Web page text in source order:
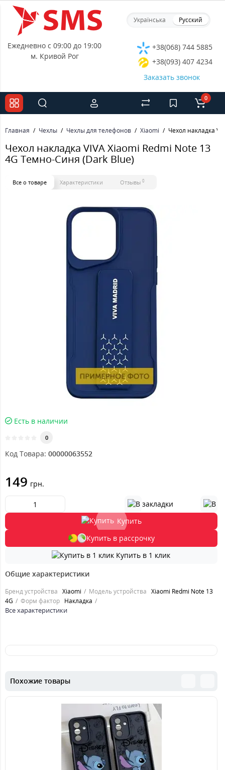
Українська Русский
Ежедневно с 09:00 до 19:00
м. Кривой Рог
+38(068) 744 5885
+38(093) 407 4234
Заказать звонок
0
Главная Чехлы Чехлы для телефонов Xiaomi Чехол накладка
Чехол накладка VIVA Xiaomi Redmi Note 13
4G Темно-Синя (Dark Blue)
Все о товаре Характеристики Отзывы 0
Есть в наличии
0
Код Товара: 00000063552
149 грн.
Купить
Купить в рассрочку
Купить в 1 клик
Общие характеристики
Бренд устройства Xiaomi Модель устройства Xiaomi Redmi Note 13
4G
Форм фактор Накладка
Все характеристики
Похожие товары